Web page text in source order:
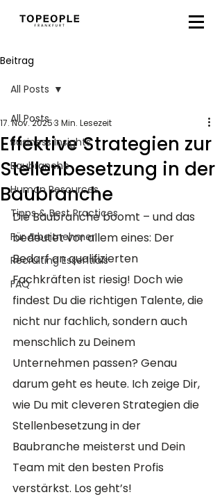
Beitrag
All Posts
Business Insights
Baubranche
Human Resources
Tipps & Best Practices
Für Arbeitnehmer
Recruiting Essentials
FAQ
All Posts
Effektive Strategien zur
Stellenbesetzung in der
Baubranche
17. Nov. 20253 Min. Lesezeit
Die Baubranche boomt – und das
bedeutet vor allem eines: Der
Bedarf an qualifizierten
Fachkräften ist riesig! Doch wie
findest Du die richtigen Talente, die
nicht nur fachlich, sondern auch
menschlich zu Deinem
Unternehmen passen? Genau
darum geht es heute. Ich zeige Dir,
wie Du mit cleveren Strategien die
Stellenbesetzung in der
Baubranche meisterst und Dein
Team mit den besten Profis
verstärkst. Los geht’s!